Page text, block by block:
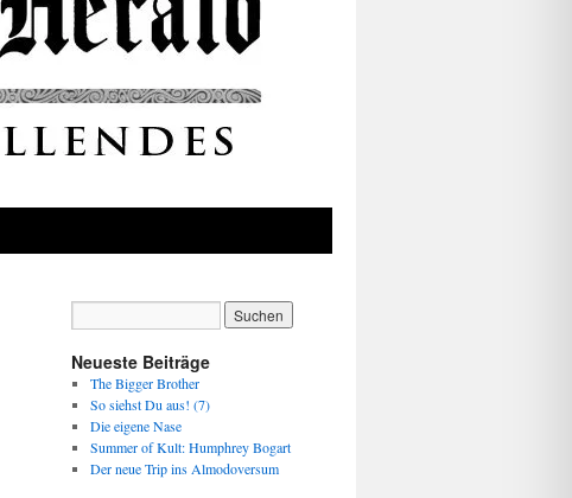
Neueste Beiträge
The Bigger Brother
So siehst Du aus! (7)
Die eigene Nase
Summer of Kult: Humphrey Bogart
Der neue Trip ins Almodoversum